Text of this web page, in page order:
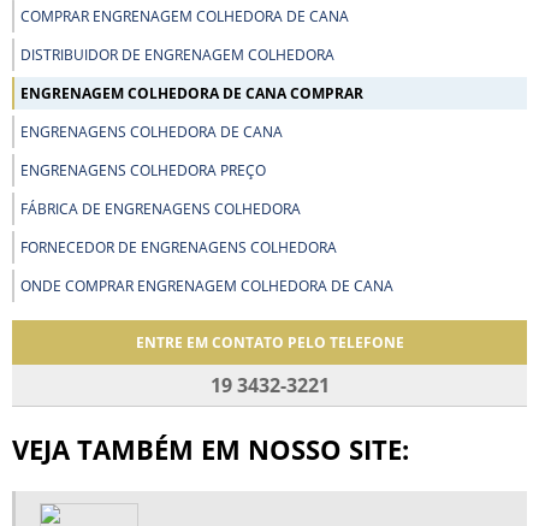
COMPRAR ENGRENAGEM COLHEDORA DE CANA
DISTRIBUIDOR DE ENGRENAGEM COLHEDORA
ENGRENAGEM COLHEDORA DE CANA COMPRAR
ENGRENAGENS COLHEDORA DE CANA
ENGRENAGENS COLHEDORA PREÇO
FÁBRICA DE ENGRENAGENS COLHEDORA
FORNECEDOR DE ENGRENAGENS COLHEDORA
ONDE COMPRAR ENGRENAGEM COLHEDORA DE CANA
ENTRE EM CONTATO PELO TELEFONE
19 3432-3221
VEJA TAMBÉM EM NOSSO SITE: